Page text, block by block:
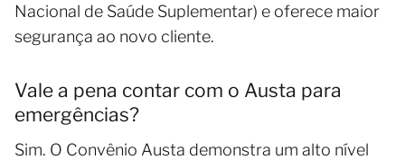
Nacional de Saúde Suplementar) e oferece maior
segurança ao novo cliente.
Vale a pena contar com o Austa para
emergências?
Sim. O Convênio Austa demonstra um alto nível